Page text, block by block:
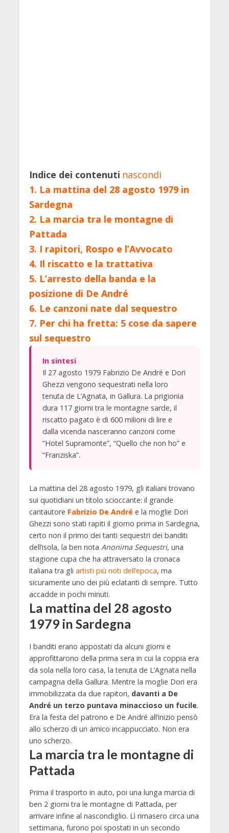
Indice dei contenuti nascondi
1. La mattina del 28 agosto 1979 in
Sardegna
2. La marcia tra le montagne di
Pattada
3. I rapitori, Rospo e l’Avvocato
4. Il riscatto e la trattativa
5. L’arresto della banda e la
posizione di De André
6. Le canzoni nate dal sequestro
7. Per chi ha fretta: 5 cose da sapere
sul sequestro
In sintesi
Il 27 agosto 1979 Fabrizio De André e Dori
Ghezzi vengono sequestrati nella loro
tenuta de L’Agnata, in Gallura. La prigionia
dura 117 giorni tra le montagne sarde, il
riscatto pagato è di 600 milioni di lire e
dalla vicenda nasceranno canzoni come
“Hotel Supramonte”, “Quello che non ho” e
“Franziska”.
La mattina del 28 agosto 1979, gli italiani trovano
sui quotidiani un titolo scioccante: il grande
cantautore Fabrizio De André e la moglie Dori
Ghezzi sono stati rapiti il giorno prima in Sardegna,
certo non il primo dei tanti sequestri dei banditi
dell’isola, la ben nota Anonima Sequestri, una
stagione cupa che ha attraversato la cronaca
italiana tra gli artisti più noti dell’epoca, ma
sicuramente uno dei più eclatanti di sempre. Tutto
accadde in pochi minuti.
La mattina del 28 agosto
1979 in Sardegna
I banditi erano appostati da alcuni giorni e
approfittarono della prima sera in cui la coppia era
da sola nella loro casa, la tenuta de L’Agnata nella
campagna della Gallura. Mentre la moglie Dori era
immobilizzata da due rapitori, davanti a De
André un terzo puntava minaccioso un fucile.
Era la festa del patrono e De André all’inizio pensò
allo scherzo di un amico incappucciato. Non era
uno scherzo.
La marcia tra le montagne di
Pattada
Prima il trasporto in auto, poi una lunga marcia di
ben 2 giorni tra le montagne di Pattada, per
arrivare infine al nascondiglio. Lì rimasero circa una
settimana, furono poi spostati in un secondo